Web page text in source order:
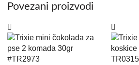
Povezani proizvodi